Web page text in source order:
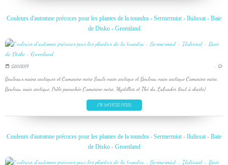
Couleurs d'automne précoces pour les plantes de la toundra - Sermermiut - Ilulissat - Baie
de Disko - Groenland
15/10/2019 …
Bouleaux nains arctiques et Camarine noire Saule nain arctique et Bouleau nain arctique Camarine noire,
Bouleau nain arctique, Prêle panachée Camarine noire, Myrtillier et Thé du Labrador (tout à droite)
EN SAVOIR PLUS
Couleurs d'automne précoces pour les plantes de la toundra - Sermermiut - Ilulissat - Baie
de Disko - Groenland